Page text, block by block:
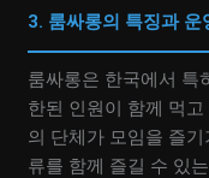
3. 룸싸롱의 특징과 운
룸싸롱은 한국에서 특
한된 인원이 함께 먹
의 단체가 모임을 즐
류를 함께 즐길 수 있